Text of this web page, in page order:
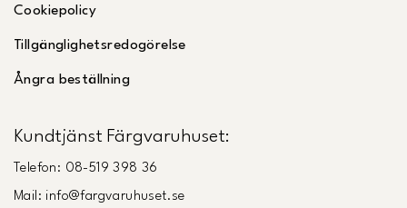
Cookiepolicy
Tillgänglighetsredogörelse
Ångra beställning
Kundtjänst Färgvaruhuset:
Telefon: 08-519 398 36
Mail: info@fargvaruhuset.se